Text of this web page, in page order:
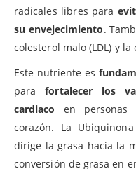
radicales libres para
su envejecimiento.
colesterol malo (LDL) y la
Este nutriente es
parafortalecer los
cardiaco en personas
corazón. La
dirige la grasa hacia la
conversión de grasa en